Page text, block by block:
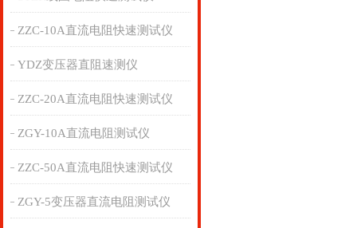
ZZC-10A直流电阻快速测试仪
YDZ变压器直阻速测仪
ZZC-20A直流电阻快速测试仪
ZGY-10A直流电阻测试仪
ZZC-50A直流电阻快速测试仪
ZGY-5变压器直流电阻测试仪